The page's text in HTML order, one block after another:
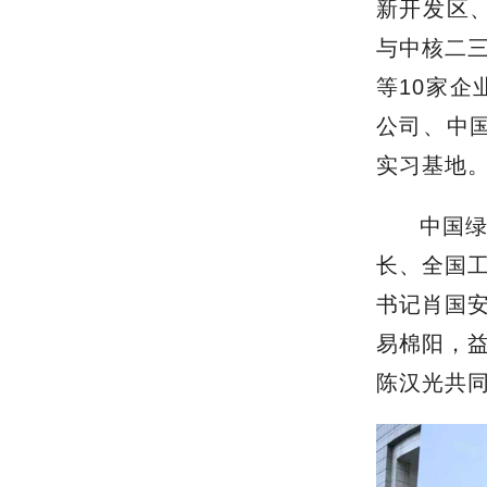
新开发区
与中核二
等10家企
公司、中
实习基地
中国
长、全国
书记肖国
易棉阳，
陈汉光共